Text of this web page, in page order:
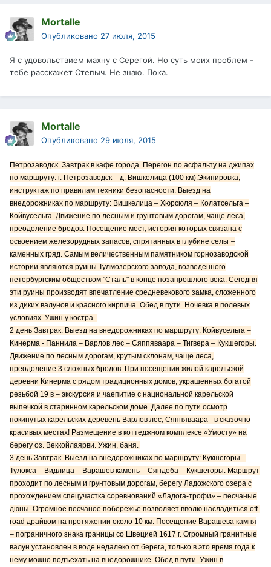
Mortalle
Опубликовано 27 июля, 2015
Я с удовольствием махну с Серегой. Но суть моих проблем -
тебе расскажет Степыч. Не знаю. Пока.
Mortalle
Опубликовано 29 июля, 2015
Петрозаводск. Завтрак в кафе города. Перегон по асфальту на джипах
по маршруту: г. Петрозаводск – д. Вишкелица (100 км).Экипировка,
инструктаж по правилам техники безопасности. Выезд на
внедорожниках по маршруту: Вишкелица – Хюрсюля – Колатсельга –
Койвусельга. Движение по лесным и грунтовым дорогам, чаще леса,
преодоление бродов. Посещение мест, история которых связана с
освоением железорудных запасов, спрятанных в глубине сельг –
каменных гряд. Самым величественным памятником горнозаводской
истории являются руины Тулмозерского завода, возведенного
петербургским обществом "Сталь" в конце позапрошлого века. Сегодня
эти руины производят впечатление средневекового замка, сложенного
из диких валунов и красного кирпича. Обед в пути. Ночевка в полевых
условиях. Ужин у костра.
2 день Завтрак. Выезд на внедорожниках по маршруту: Койвусельга –
Кинерма - Паннила – Варлов лес – Сяппяваара – Тигвера – Кукшегоры.
Движение по лесным дорогам, крутым склонам, чаще леса,
преодоление 3 сложных бродов. При посещении жилой карельской
деревни Кинерма с рядом традиционных домов, украшенных богатой
резьбой 19 в – экскурсия и чаепитие с национальной карельской
выпечкой в старинном карельском доме. Далее по пути осмотр
покинутых карельских деревень Варлов лес, Сяппяваара - в сказочно
красивых местах! Размещение в коттеджном комплексе «Умосту» на
берегу оз. Веккойлаярви. Ужин, баня.
3 день Завтрак. Выезд на внедорожниках по маршруту: Кукшегоры –
Тулокса – Видлица – Варашев камень – Сяндеба – Кукшегоры. Маршрут
проходит по лесным и грунтовым дорогам, берегу Ладожского озера с
прохождением спецучастка соревнований «Ладога-трофи» – песчаные
дюны. Огромное песчаное побережье позволяет вволю насладиться off-
road драйвом на протяжении около 10 км. Посещение Варашева камня
– пограничного знака границы со Швецией 1617 г. Огромный гранитные
валун установлен в воде недалеко от берега, только в это время года к
нему можно подъехать на внедорожнике. Обед в пути. Ужин в